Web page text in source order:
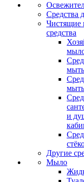
Средства
средства
и
Другие
Мыло